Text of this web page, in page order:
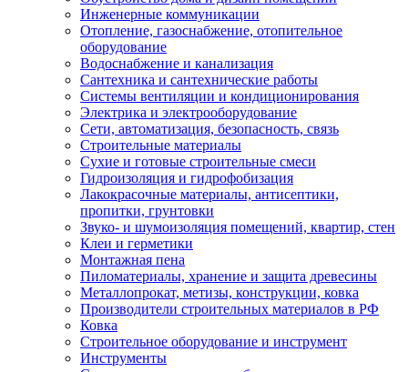
Инженерные коммуникации
Отопление, газоснабжение, отопительное
оборудование
Водоснабжение и канализация
Сантехника и сантехнические работы
Системы вентиляции и кондиционирования
Электрика и электрооборудование
Сети, автоматизация, безопасность, связь
Строительные материалы
Сухие и готовые строительные смеси
Гидроизоляция и гидрофобизация
Лакокрасочные материалы, антисептики,
пропитки, грунтовки
Звуко- и шумоизоляция помещений, квартир, стен
Клеи и герметики
Монтажная пена
Пиломатериалы, хранение и защита древесины
Металлопрокат, метизы, конструкции, ковка
Производители строительных материалов в РФ
Ковка
Строительное оборудование и инструмент
Инструменты